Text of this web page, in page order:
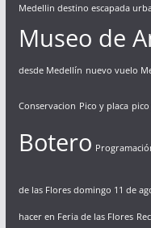
Medellin destino escapada
Museo de
desde Medellín nuevo vuelo
Conservacion Pico y placa
Botero
de las Flores domingo 11 de
hacer en Feria de las Flores